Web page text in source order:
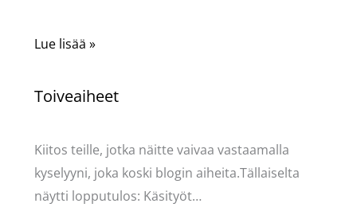
Lue lisää »
Toiveaiheet
Kiitos teille, jotka näitte vaivaa vastaamalla
kyselyyni, joka koski blogin aiheita.Tällaiselta
näytti lopputulos: Käsityöt…